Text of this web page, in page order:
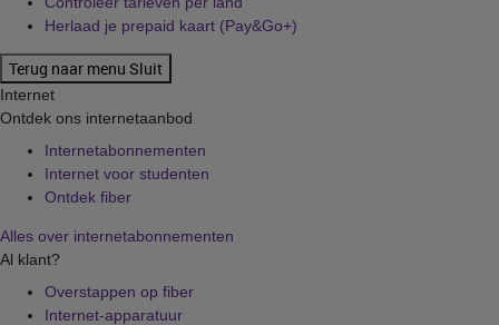
Herlaad je prepaid kaart (Pay&Go+)
Terug naar menu Sluit
Internet
Ontdek ons internetaanbod
Internetabonnementen
Internet voor studenten
Ontdek fiber
Alles over internetabonnementen
Al klant?
Overstappen op fiber
Internet-apparatuur